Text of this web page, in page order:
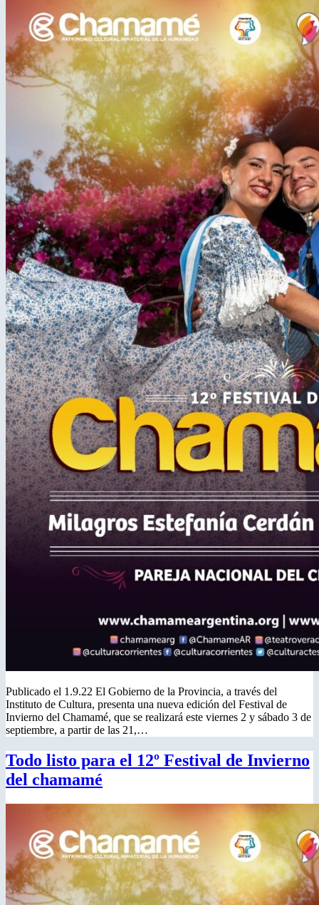
Publicado el 1.9.22 El Gobierno de la Provincia, a través del
Instituto de Cultura, presenta una nueva edición del Festival de
Invierno del Chamamé, que se realizará este viernes 2 y sábado 3 de
septiembre, a partir de las 21,…
Todo listo para el 12º Festival de Invierno
del chamamé